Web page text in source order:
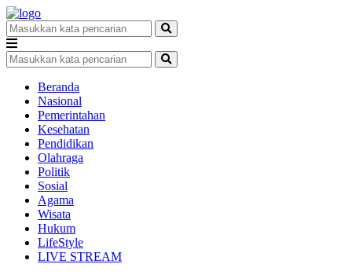
Beranda
Nasional
Pemerintahan
Kesehatan
Pendidikan
Olahraga
Politik
Sosial
Agama
Wisata
Hukum
LifeStyle
LIVE STREAM